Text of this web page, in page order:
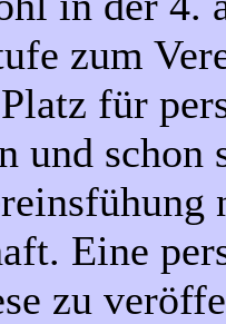
zum
für
und schon
Eine
zu